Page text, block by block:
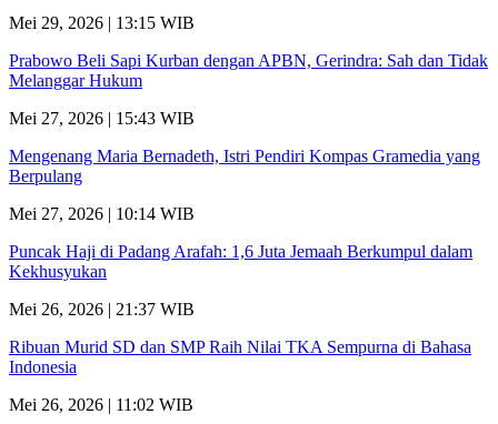
Mei 29, 2026 | 13:15 WIB
Prabowo Beli Sapi Kurban dengan APBN, Gerindra: Sah dan Tidak
Melanggar Hukum
Mei 27, 2026 | 15:43 WIB
Mengenang Maria Bernadeth, Istri Pendiri Kompas Gramedia yang
Berpulang
Mei 27, 2026 | 10:14 WIB
Puncak Haji di Padang Arafah: 1,6 Juta Jemaah Berkumpul dalam
Kekhusyukan
Mei 26, 2026 | 21:37 WIB
Ribuan Murid SD dan SMP Raih Nilai TKA Sempurna di Bahasa
Indonesia
Mei 26, 2026 | 11:02 WIB